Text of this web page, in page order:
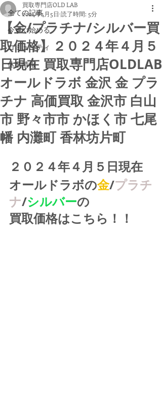
全ての記事
今すぐ始める
コミュニティ
休業情報
【金/プラチナ/シルバー買
取価格】２０２４年４月５
日現在 買取専門店OLDLAB
オールドラボ 金沢 金 プラ
チナ 高価買取 金沢市 白山
市 野々市市 かほく市 七尾
幡 内灘町 香林坊片町
買取専門店OLD LAB
2024年4月5日 読了時間: 5分
２０２４年４月５日現在
オールドラボの金/プラチ
ナ/シルバーの
買取価格はこちら！！